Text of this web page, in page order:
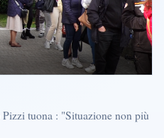
tuona : "Situazione non più